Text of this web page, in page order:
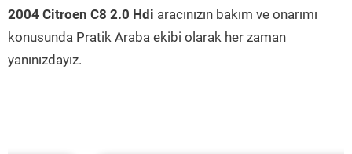
2004 Citroen C8 2.0 Hdi aracınızın bakım ve onarımı
konusunda Pratik Araba ekibi olarak her zaman
yanınızdayız.